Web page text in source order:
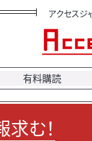
アクセス
有料購読
む！